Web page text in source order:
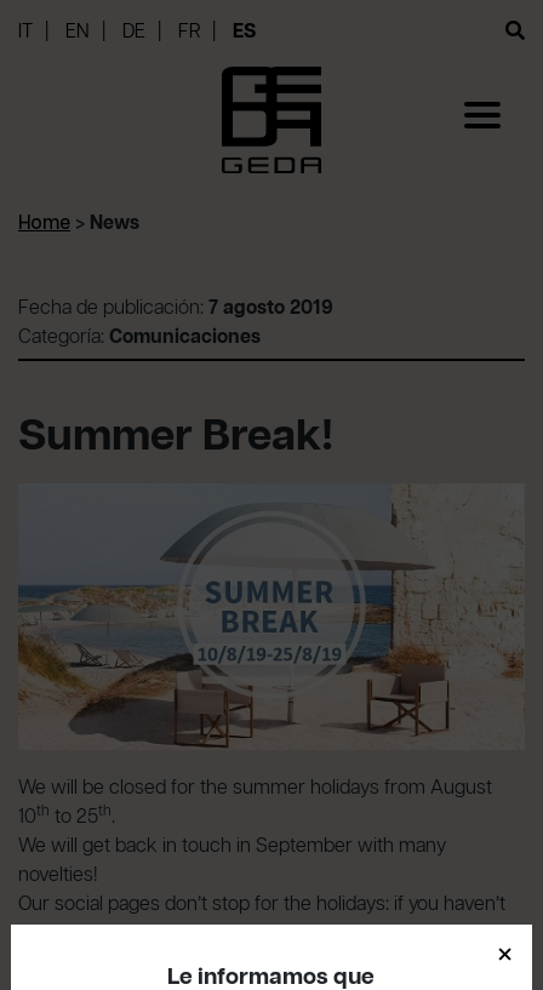
EN DE FR ES
Home > News
Fecha de publicación: 7 agosto 2019
Categoría: Comunicaciones
Summer Break!
We will be closed for the summer holidays from August
10th to 25th.
We will get back in touch in September with many
novelties!
Our social pages don’t stop for the holidays: if you haven’t
Radomonte ×
Le informamos que